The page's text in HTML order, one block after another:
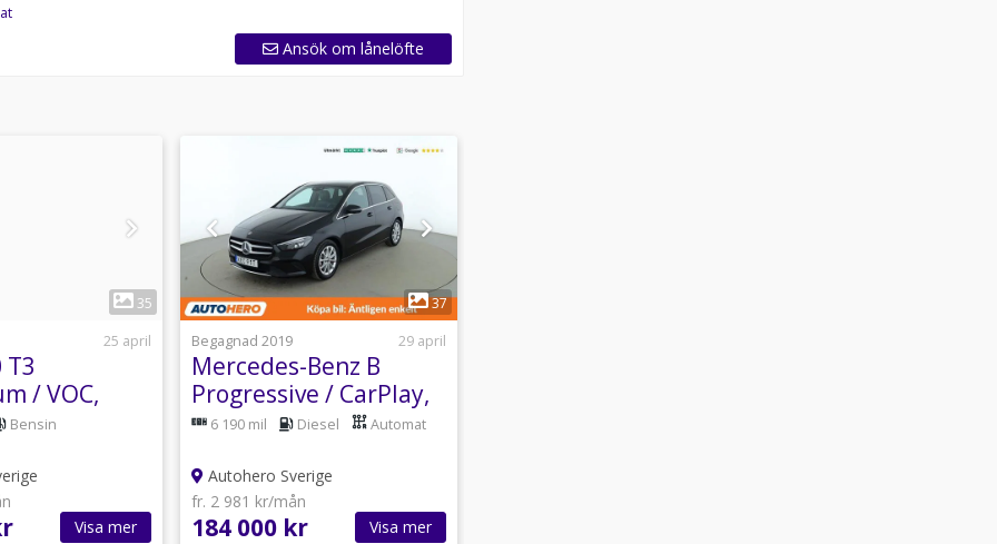
December 2025 kommer avstängning av äldre
innebär att en del av de aktuella bilarna kommer att
funktionerna inte längre vara tillgängliga.Ansök om lånelöfte
35
25 april
T3
/ VOC,
Bak
Bensin
Visa mer
1
37
Begagnad 2019
29 april
Mercedes-Benz B
Progressive / CarPlay,
Backkamera
6 190 mil Diesel Automat
Autohero Sverige
fr. 2 981 kr/mån
184 000 kr Visa mer